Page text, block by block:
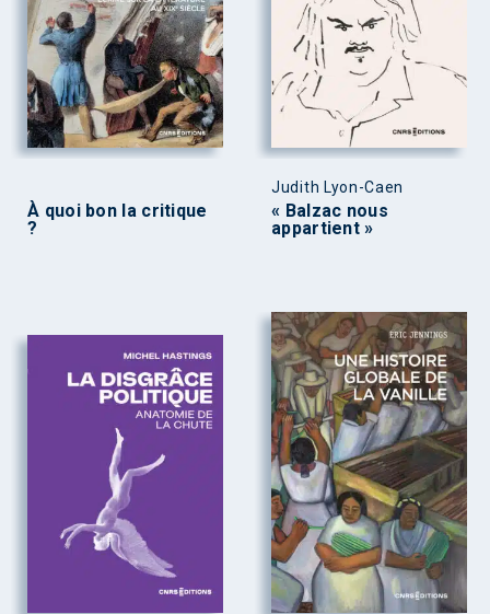
À quoi bon la critique
?
Judith Lyon-Caen
« Balzac nous
appartient »